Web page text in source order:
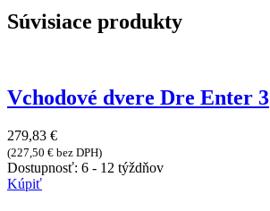
Súvisiace produkty
Vchodové dvere Dre Enter 3
279,83 €
(227,50 € bez DPH)
Dostupnosť: 6 - 12 týždňov
Kúpiť